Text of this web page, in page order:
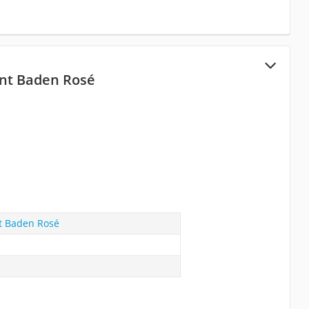
Baden Rosé
Rosé